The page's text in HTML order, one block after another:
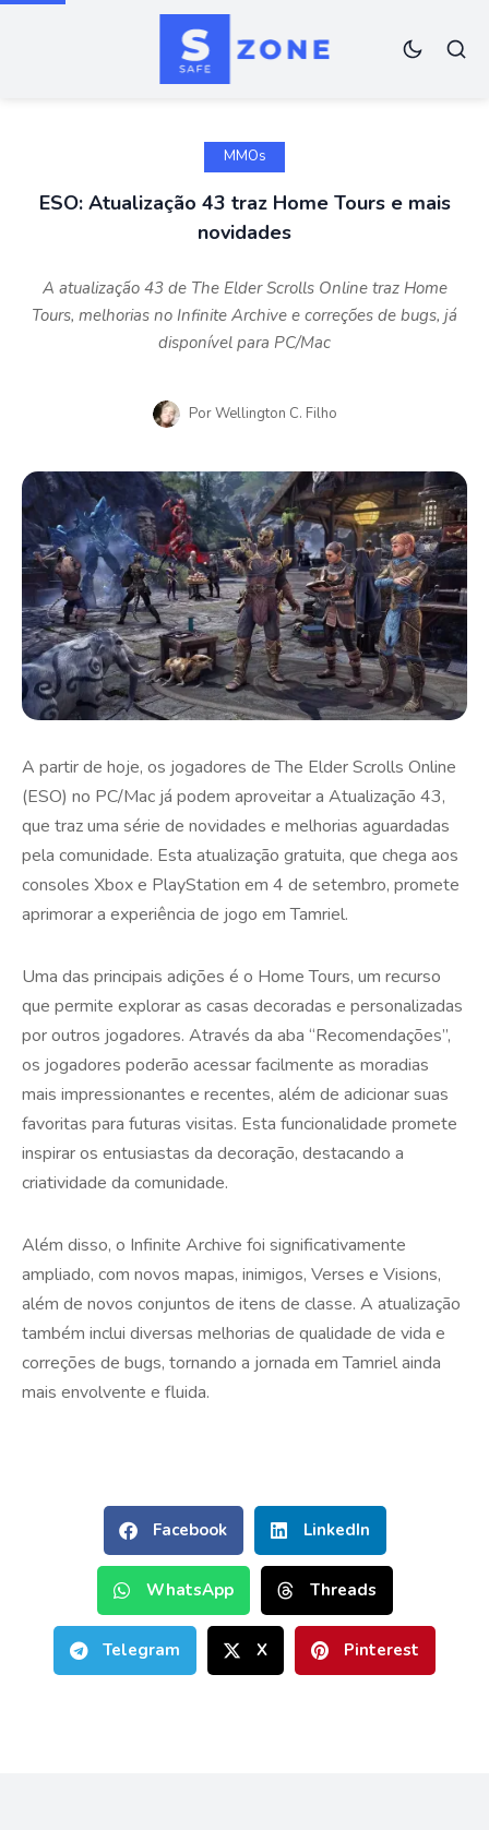
MMOs
ESO: Atualização 43 traz Home Tours e mais
novidades
A atualização 43 de The Elder Scrolls Online traz Home
Tours, melhorias no Infinite Archive e correções de bugs, já
disponível para PC/Mac
PorWellington C. Filho
A partir de hoje, os jogadores de The Elder Scrolls Online
(ESO) no PC/Mac já podem aproveitar a Atualização 43,
que traz uma série de novidades e melhorias aguardadas
pela comunidade. Esta atualização gratuita, que chega aos
consoles Xbox e PlayStation em 4 de setembro, promete
aprimorar a experiência de jogo em Tamriel.
Uma das principais adições é o Home Tours, um recurso
que permite explorar as casas decoradas e personalizadas
por outros jogadores. Através da aba “Recomendações”,
os jogadores poderão acessar facilmente as moradias
mais impressionantes e recentes, além de adicionar suas
favoritas para futuras visitas. Esta funcionalidade promete
inspirar os entusiastas da decoração, destacando a
criatividade da comunidade.
Além disso, o Infinite Archive foi significativamente
ampliado, com novos mapas, inimigos, Verses e Visions,
além de novos conjuntos de itens de classe. A atualização
também inclui diversas melhorias de qualidade de vida e
correções de bugs, tornando a jornada em Tamriel ainda
mais envolvente e fluida.
Facebook LinkedIn
WhatsApp Threads
Telegram X Pinterest